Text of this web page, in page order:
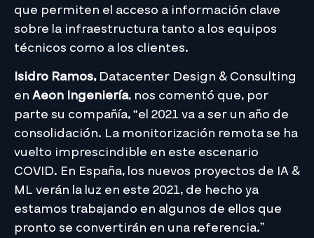
que permiten el acceso a información clave
sobre la infraestructura tanto a los equipos
técnicos como a los clientes.
Isidro Ramos, Datacenter Design & Consulting
en Aeon Ingeniería, nos comentó que, por
parte su compañía, “el 2021 va a ser un año de
consolidación. La monitorización remota se ha
vuelto imprescindible en este escenario
COVID. En España, los nuevos proyectos de IA &
ML verán la luz en este 2021, de hecho ya
estamos trabajando en algunos de ellos que
pronto se convertirán en una referencia.”